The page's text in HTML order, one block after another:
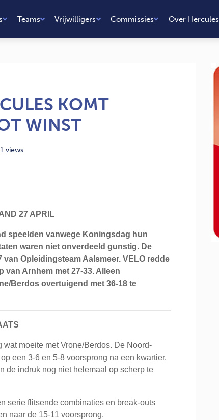
Teams Vrijwilligers Commissies Over Hercules
KOMT
WINST
views
27 APRIL
speelden vanwege Koningsdag hun
waren niet onverdeeld gunstig. De
Opleidingsteam Aalsmeer. VELO redde
van Arnhem met 27-33. Alleen
Berdos overtuigend met 36-18 te
moeite met Vrone/Berdos. De Noord-
een 3-6 en 5-8 voorsprong na een kwartier.
de indruk nog niet helemaal op scherp te
serie flitsende combinaties en break-outs
naar de 15-11 voorsprong.